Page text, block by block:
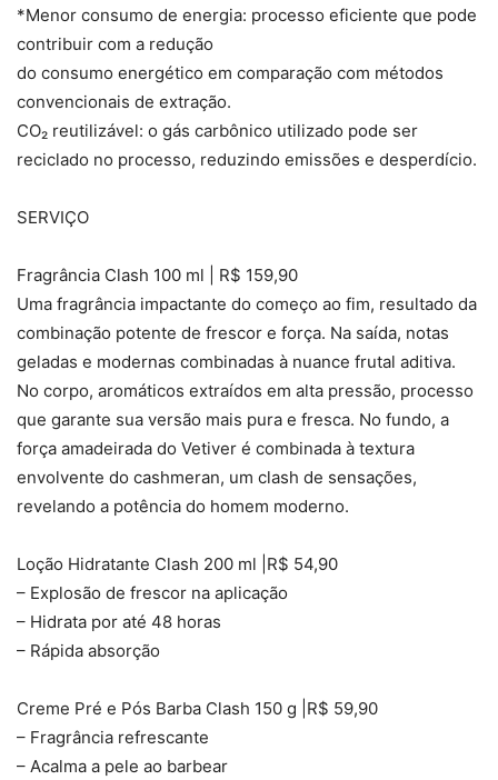
*Menor consumo de energia: processo eficiente que pode
contribuir com a redução
do consumo energético em comparação com métodos
convencionais de extração.
CO₂ reutilizável: o gás carbônico utilizado pode ser
reciclado no processo, reduzindo emissões e desperdício.
SERVIÇO
Fragrância Clash 100 ml | R$ 159,90
Uma fragrância impactante do começo ao fim, resultado da
combinação potente de frescor e força. Na saída, notas
geladas e modernas combinadas à nuance frutal aditiva.
No corpo, aromáticos extraídos em alta pressão, processo
que garante sua versão mais pura e fresca. No fundo, a
força amadeirada do Vetiver é combinada à textura
envolvente do cashmeran, um clash de sensações,
revelando a potência do homem moderno.
Loção Hidratante Clash 200 ml |R$ 54,90
– Explosão de frescor na aplicação
– Hidrata por até 48 horas
– Rápida absorção
Creme Pré e Pós Barba Clash 150 g |R$ 59,90
– Fragrância refrescante
– Acalma a pele ao barbear